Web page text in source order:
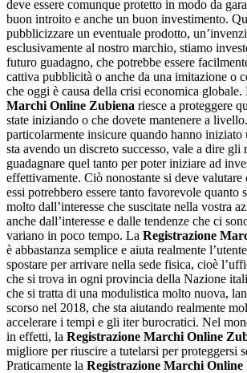
deve essere comunque protetto in modo da
buon introito e anche un buon investimento.
pubblicizzare un eventuale prodotto,
esclusivamente al nostro marchio, stiamo
futuro guadagno, che potrebbe essere
cattiva pubblicità o anche da una imitazione o
che oggi è causa della crisi economica globale.
Marchi Online Zubiena riesce a proteggere
state iniziando o che dovete mantenere a
particolarmente insicure quando hanno iniziato
sta avendo un discreto successo, vale a dire gli
guadagnare quel tanto per poter iniziare ad
effettivamente. Ciò nonostante si deve valutare
essi potrebbero essere tanto favorevole quanto
molto dall’interesse che suscitate nella vostra
anche dall’interesse e dalle tendenze che ci
variano in poco tempo. La Registrazione
è abbastanza semplice e aiuta realmente
spostare per arrivare nella sede fisica, cioè
che si trova in ogni provincia della Nazione
che si tratta di una modulistica molto nuova,
scorso nel 2018, che sta aiutando realmente
accelerare i tempi e gli iter burocratici. Nel
in effetti, la Registrazione Marchi Online
migliore per riuscire a tutelarsi per proteggersi
Praticamente la Registrazione Marchi Online